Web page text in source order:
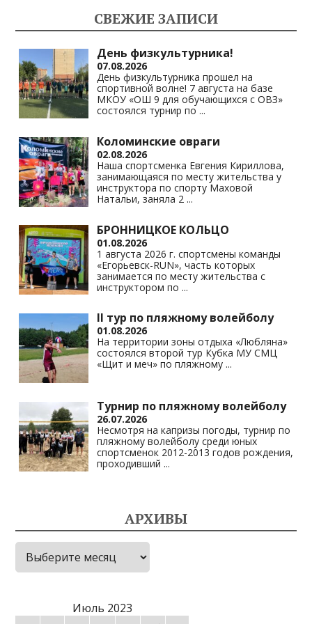
as
s
ni
ki
a
m
A
p
p
Li
n
k
СВЕЖИЕ ЗАПИСИ
День физкультурника!
07.08.2026
День физкультурника прошел на
спортивной волне! 7 августа на базе
МКОУ «ОШ 9 для обучающихся с ОВЗ»
состоялся турнир по ...
Коломинские овраги
02.08.2026
Наша спортсменка Евгения Кириллова,
занимающаяся по месту жительства у
инструктора по спорту Маховой
Натальи, заняла 2 ...
БРОННИЦКОЕ КОЛЬЦО
01.08.2026
1 августа 2026 г. спортсмены команды
«Егорьевск-RUN», часть которых
занимается по месту жительства с
инструктором по ...
II тур по пляжному волейболу
01.08.2026
На территории зоны отдыха «Любляна»
состоялся второй тур Кубка МУ СМЦ
«Щит и меч» по пляжному ...
Турнир по пляжному волейболу
26.07.2026
Несмотря на капризы погоды, турнир по
пляжному волейболу среди юных
спортсменок 2012-2013 годов рождения,
проходивший ...
АРХИВЫ
Архивы
Июль 2023